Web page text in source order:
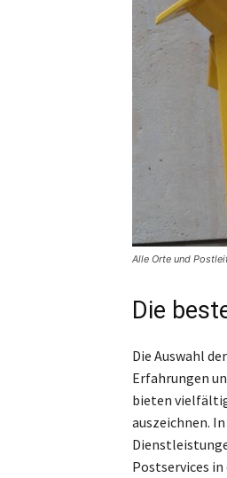
Alle Orte und
Die
Die Auswahl
Erfahrungen
bieten
auszeichnen.
Postservices